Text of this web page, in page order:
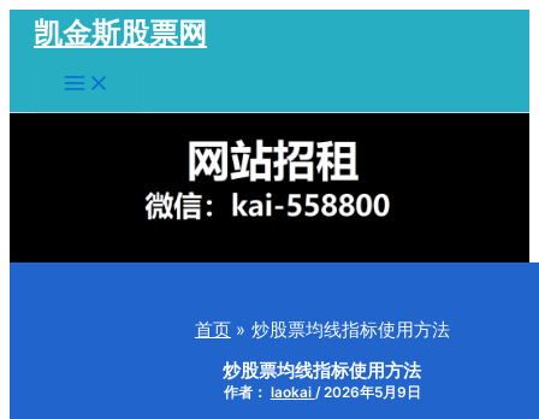
容
凯金斯股票网
Main
Menu
首页 炒股票均线指标使用方法
炒股票均线指标使用方法
作者： laokai /2026年5月9日